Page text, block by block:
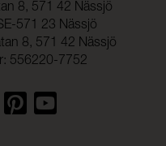
8, 571 42 Nässjö
571 23 Nässjö
8, 571 42 Nässjö
556220-7752